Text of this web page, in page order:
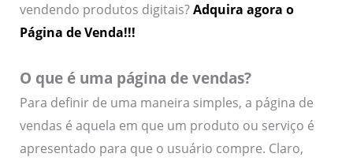
vendendo produtos digitais?Adquira agora o
Página de Venda!!!
O que é uma página de vendas?
Para definir de uma maneira simples, a página de
vendas é aquela em que um produto ou serviço é
apresentado para que o usuário compre. Claro,